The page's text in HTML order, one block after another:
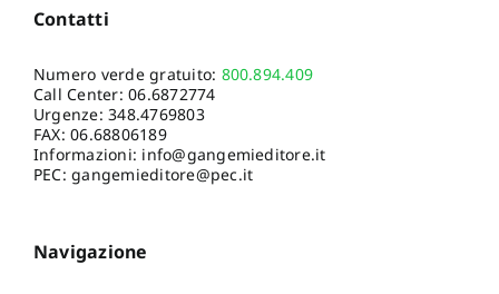
Contatti
Numero verde gratuito: 800.894.409
Call Center:06.6872774
Urgenze:348.4769803
FAX: 06.68806189
Informazioni: info@gangemieditore.it
PEC: gangemieditore@pec.it
Navigazione